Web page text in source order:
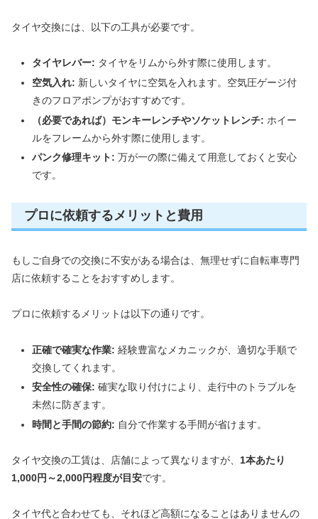
タイヤ交換には、以下の工具が必要です。
タイヤレバー: タイヤをリムから外す際に使用します。
空気入れ: 新しいタイヤに空気を入れます。空気圧ゲージ付
きのフロアポンプがおすすめです。
（必要であれば）モンキーレンチやソケットレンチ: ホイー
ルをフレームから外す際に使用します。
パンク修理キット: 万が一の際に備えて用意しておくと安心
です。
プロに依頼するメリットと費用
もしご自身での交換に不安がある場合は、無理せずに自転車専門
店に依頼することをおすすめします。
プロに依頼するメリットは以下の通りです。
正確で確実な作業: 経験豊富なメカニックが、適切な手順で
交換してくれます。
安全性の確保: 確実な取り付けにより、走行中のトラブルを
未然に防ぎます。
時間と手間の節約: 自分で作業する手間が省けます。
タイヤ交換の工賃は、店舗によって異なりますが、 1本あたり
1,000円～2,000円程度が目安です。
タイヤ代と合わせても、それほど高額になることはありませんの